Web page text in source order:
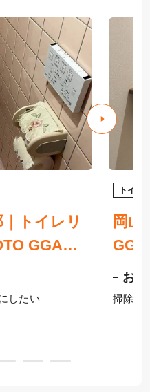
トイレリ
GGA、
、窓 YKK
したい
トイレ
岡山
ス
お
掃除が